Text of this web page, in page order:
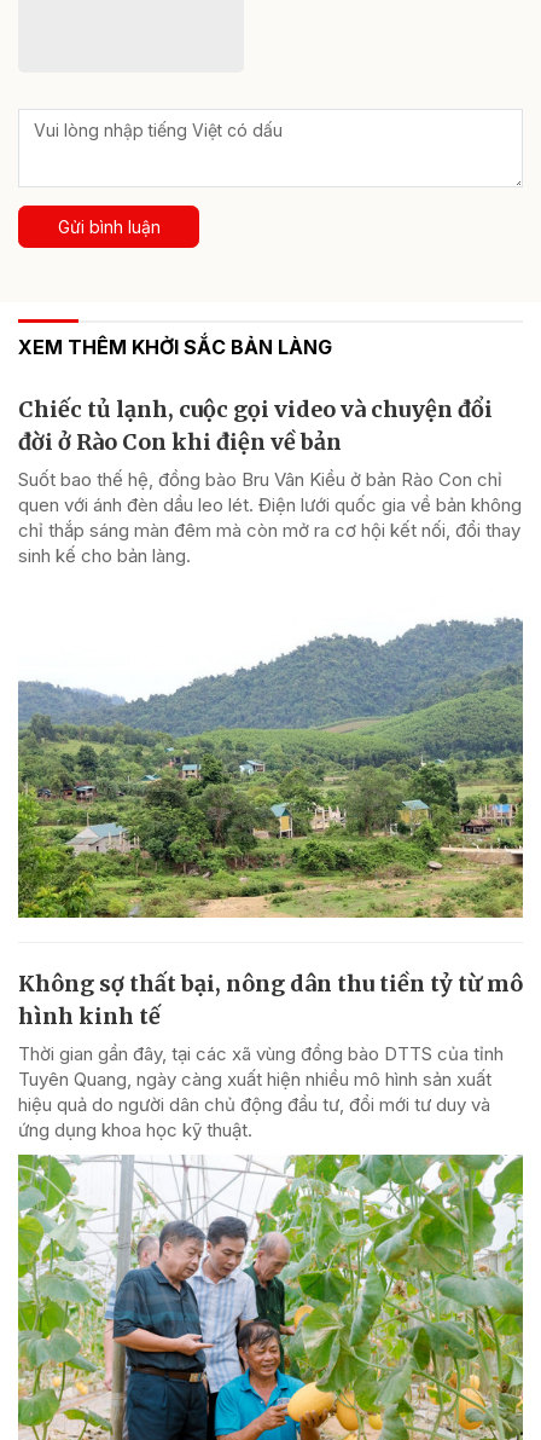
Gửi bình luận
XEM THÊM KHỞI SẮC BẢN LÀNG
Chiếc tủ lạnh, cuộc gọi video và chuyện đổi
đời ở Rào Con khi điện về bản
Suốt bao thế hệ, đồng bào Bru Vân Kiều ở bản Rào Con chỉ
quen với ánh đèn dầu leo lét. Điện lưới quốc gia về bản không
chỉ thắp sáng màn đêm mà còn mở ra cơ hội kết nối, đổi thay
sinh kế cho bản làng.
Không sợ thất bại, nông dân thu tiền tỷ từ mô
hình kinh tế
Thời gian gần đây, tại các xã vùng đồng bào DTTS của tỉnh
Tuyên Quang, ngày càng xuất hiện nhiều mô hình sản xuất
hiệu quả do người dân chủ động đầu tư, đổi mới tư duy và
ứng dụng khoa học kỹ thuật.